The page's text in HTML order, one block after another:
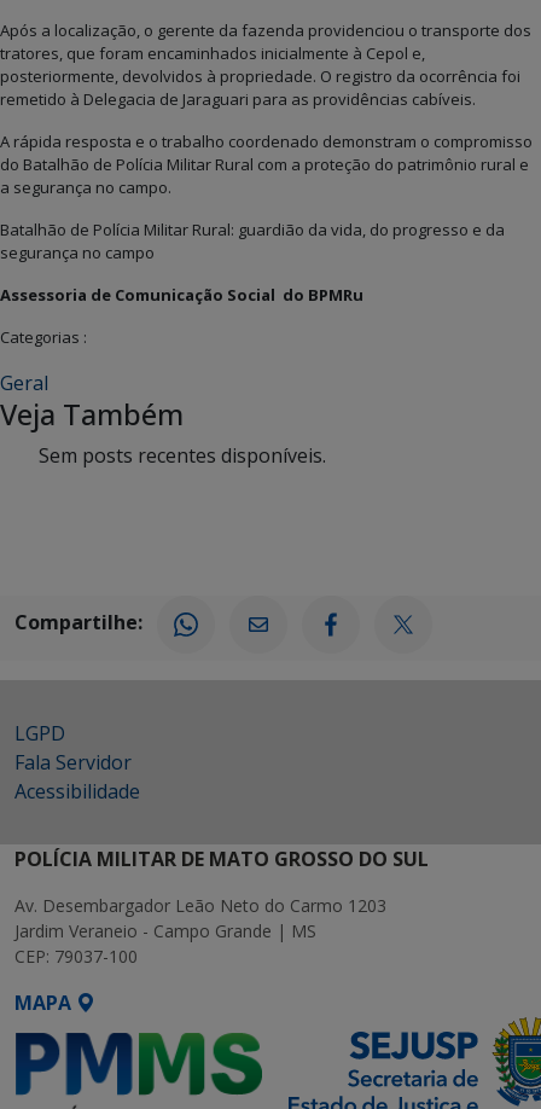
Após a localização, o gerente da fazenda providenciou o transporte dos
tratores, que foram encaminhados inicialmente à Cepol e,
posteriormente, devolvidos à propriedade. O registro da ocorrência foi
remetido à Delegacia de Jaraguari para as providências cabíveis.
A rápida resposta e o trabalho coordenado demonstram o compromisso
do Batalhão de Polícia Militar Rural com a proteção do patrimônio rural e
a segurança no campo.
Batalhão de Polícia Militar Rural: guardião da vida, do progresso e da
segurança no campo
Assessoria de Comunicação Social do BPMRu
Categorias :
Geral
Veja Também
Sem posts recentes disponíveis.
Compartilhe:
LGPD
Fala Servidor
Acessibilidade
POLÍCIA MILITAR DE MATO GROSSO DO SUL
Av. Desembargador Leão Neto do Carmo 1203
Jardim Veraneio - Campo Grande | MS
CEP: 79037-100
MAPA